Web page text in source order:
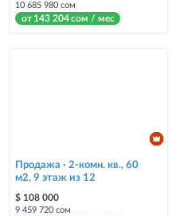
10 685 980 сом
от 143 204 сом / мес
Продажа · 2-комн. кв., 60
м2, 9 этаж из 12
$ 108 000
9 459 720 сом